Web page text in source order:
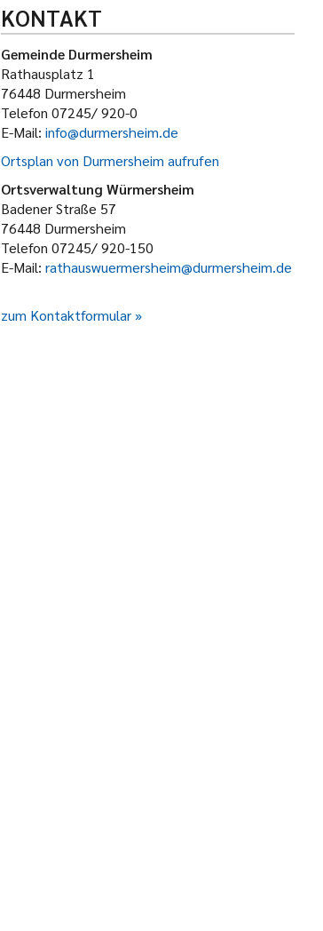
KONTAKT
Gemeinde Durmersheim
Rathausplatz 1
76448 Durmersheim
Telefon 07245/ 920-0
E-Mail: info@durmersheim.de
Ortsplan von Durmersheim aufrufen
Ortsverwaltung Würmersheim
Badener Straße 57
76448 Durmersheim
Telefon 07245/ 920-150
E-Mail: rathauswuermersheim@durmersheim.de
zum Kontaktformular